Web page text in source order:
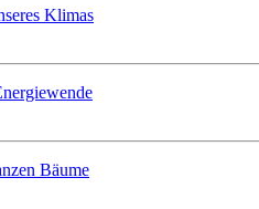
Klimas
Bäume